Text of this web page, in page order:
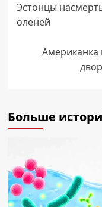
записи
Эстонцы
оленей
Американка
Больше